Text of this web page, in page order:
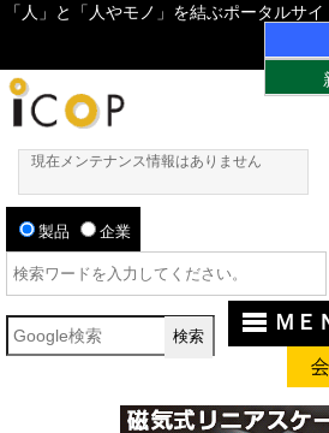
「人」と「人やモノ」を結ぶポータルサイ
現在メンテナンス情報はありません
製品 企業
ＭＥ